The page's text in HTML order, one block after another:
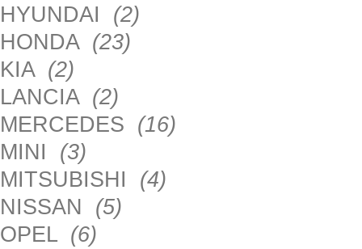
HYUNDAI (2)
HONDA (23)
KIA (2)
LANCIA (2)
MERCEDES (16)
MINI (3)
MITSUBISHI (4)
NISSAN (5)
OPEL (6)